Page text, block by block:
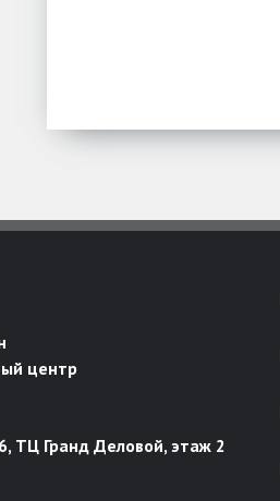
центр
ТЦ Гранд Деловой, этаж 2